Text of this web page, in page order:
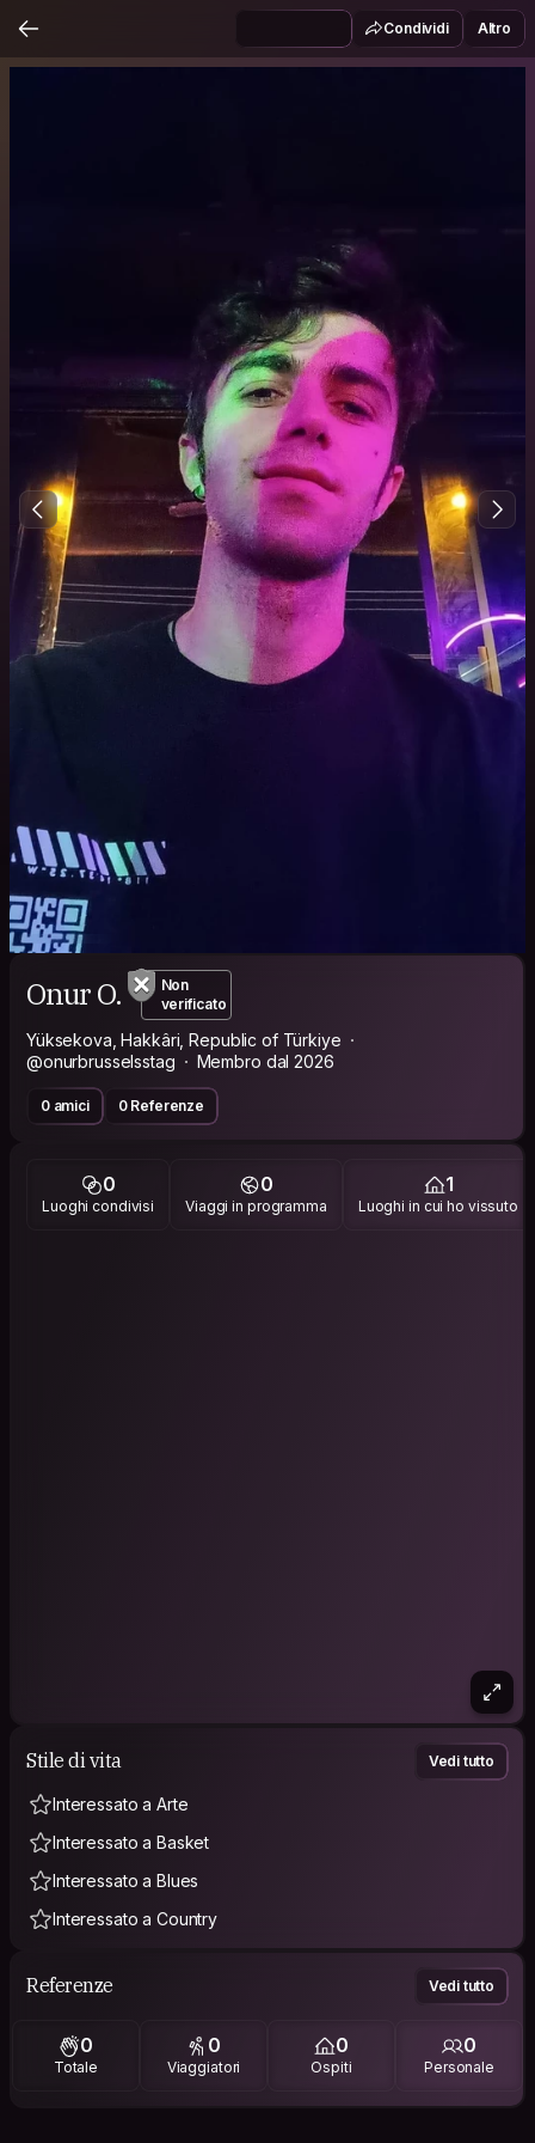
Condividi Altro
Onur O.
Non
verificato
Yüksekova, Hakkâri, Republic of Türkiye
@onurbrusselsstag
Membro dal 2026
0 amici 0 Referenze
0
Luoghi condivisi
0
Viaggi in programma
1
Luoghi in cui ho vissuto
Stile di vita Vedi tutto
Interessato a Arte
Interessato a Basket
Interessato a Blues
Interessato a Country
Referenze Vedi tutto
0
Totale
0
Viaggiatori
0
Ospiti
0
Personale